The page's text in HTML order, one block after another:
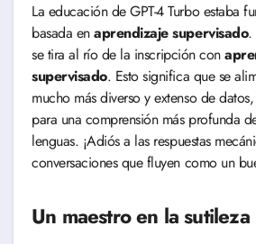
La educación de GPT-4 Turbo estaba
basada enaprendizaje supervisado.
se tira al río de la inscripción con
supervisado. Esto significa que se
mucho más diverso y extenso de
para una comprensión más profunda
lenguas. ¡Adiós a las respuestas
conversaciones que fluyen como un
Un maestro en la sutileza